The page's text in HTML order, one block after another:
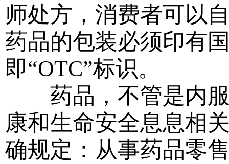
师处方，消费者可以
药品的包装必须印有
即“OTC”标识。
药品，不管是内服
康和生命安全息息相
确规定：从事药品零